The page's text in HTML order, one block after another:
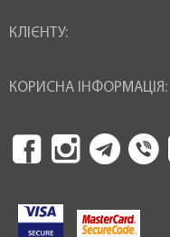
КЛІЄНТУ:
КОРИСНА ІНФОРМАЦІЯ: